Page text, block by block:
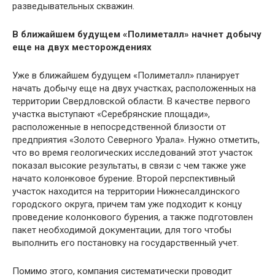
разведывательных скважин.
В ближайшем будущем «Полиметалл» начнет добычу
еще на двух месторождениях
Уже в ближайшем будущем «Полиметалл» планирует
начать добычу еще на двух участках, расположенных на
территории Свердловской области. В качестве первого
участка выступают «Серебрянские площади»,
расположенные в непосредственной близости от
предприятия «Золото Северного Урала». Нужно отметить,
что во время геологических исследований этот участок
показал высокие результаты, в связи с чем также уже
начато колонковое бурение. Второй перспективный
участок находится на территории Нижнесалдинского
городского округа, причем там уже подходит к концу
проведение колонкового бурения, а также подготовлен
пакет необходимой документации, для того чтобы
выполнить его постановку на государственный учет.
Помимо этого, компания систематически проводит